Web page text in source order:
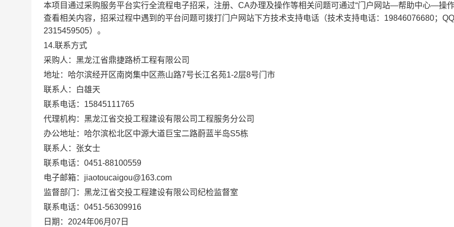
本项目通过采购服务平台实行全流程电子招采，注册、 CA办理及操作等相关问题可通过“门户网站—帮助中心—操
查看相关内容，招采过程中遇到的平台问题可拨打门户网站下方技术支持电话 （技术支持电话： 19846076680； QQ
2315459505） 。
14.联系方式
采购人 ：黑龙江省鼎捷路桥工程有限公司
地址： 哈尔滨经开区南岗集中区燕山路7号长江名苑1-2层8号门市
联系人 ：白雄天
联系电话： 15845111765
代理机构：黑龙江省交投工程建设有限公司工程服务分公司
办公地址： 哈尔滨松北区中源大道巨宝二路蔚蓝半岛S5栋
联系人 ：张女士
联系电话： 0451-88100559
电子邮箱： jiaotoucaigou@163.com
监督部门：黑龙江省交投工程建设有限公司纪检监督室
联系电话： 0451-56309916
日 期 ： 2024年06月 07 日